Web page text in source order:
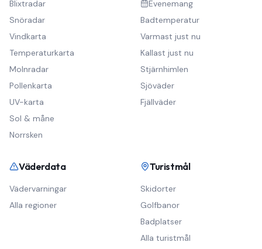
Blixtradar
Snöradar
Vindkarta
Temperaturkarta
Molnradar
Pollenkarta
UV-karta
Sol & måne
Norrsken
Evenemang
Badtemperatur
Varmast just nu
Kallast just nu
Stjärnhimlen
Sjöväder
Fjällväder
Väderdata
Vädervarningar
Alla regioner
Turistmål
Skidorter
Golfbanor
Badplatser
Alla turistmål